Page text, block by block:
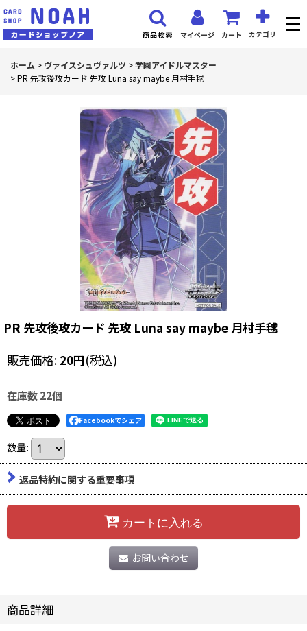
マイページ カート カテゴリ
商品検索
ホーム > ヴァイスシュヴァルツ >学園アイドルマスター
>PR 先攻後攻カード 先攻 Luna say maybe 月村手毬
PR 先攻後攻カード 先攻 Luna say maybe 月村手毬
販売価格: 20円(税込)
在庫数 22個
Facebookでシェア
数量:
返品特約に関する重要事項
カートに入れる
お問い合わせ
商品詳細